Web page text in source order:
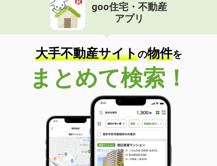
価 格
住 所
広島県広島市中区舟入幸町
専有面積 31m²
間取り
1DK
広島県広島市中区国泰寺町１丁目
価 格
6.80万円
広島県広島市中区国泰寺町１丁目
22.55m²
間取り
1K
広島県広島市南区比治山町
価 格
8.20万円
goo住宅・不動産
アプリ
大手不動産サイトの物件を
まとめて検索！